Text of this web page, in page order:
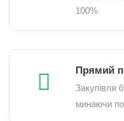
100%
Прямий
Закупівля
минаючи